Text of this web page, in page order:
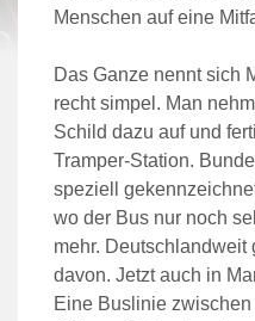
Menschen auf eine
Das Ganze nennt sich
recht simpel. Man
Schild dazu auf und
Tramper-Station.
speziell
wo der Bus nur noch
mehr. Deutschlandweit
davon. Jetzt auch in
Eine Buslinie